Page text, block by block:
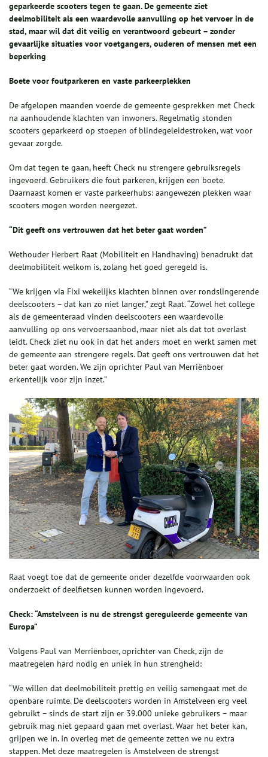
geparkeerde scooters tegen te gaan. De gemeente ziet
deelmobiliteit als een waardevolle aanvulling op het vervoer in de
stad, maar wil dat dit veilig en verantwoord gebeurt – zonder
gevaarlijke situaties voor voetgangers, ouderen of mensen met een
beperking
Boete voor foutparkeren en vaste parkeerplekken
De afgelopen maanden voerde de gemeente gesprekken met Check
na aanhoudende klachten van inwoners. Regelmatig stonden
scooters geparkeerd op stoepen of blindegeleidestroken, wat voor
gevaar zorgde.
Om dat tegen te gaan, heeft Check nu strengere gebruiksregels
ingevoerd. Gebruikers die fout parkeren, krijgen een boete.
Daarnaast komen er vaste parkeerhubs: aangewezen plekken waar
scooters mogen worden neergezet.
“Dit geeft ons vertrouwen dat het beter gaat worden”
Wethouder Herbert Raat (Mobiliteit en Handhaving) benadrukt dat
deelmobiliteit welkom is, zolang het goed geregeld is.
“We krijgen via Fixi wekelijks klachten binnen over rondslingerende
deelscooters – dat kan zo niet langer,” zegt Raat. “Zowel het college
als de gemeenteraad vinden deelscooters een waardevolle
aanvulling op ons vervoersaanbod, maar niet als dat tot overlast
leidt. Check ziet nu ook in dat het anders moet en werkt samen met
de gemeente aan strengere regels. Dat geeft ons vertrouwen dat het
beter gaat worden. We zijn oprichter Paul van Merriënboer
erkentelijk voor zijn inzet.”
Raat voegt toe dat de gemeente onder dezelfde voorwaarden ook
onderzoekt of deelfietsen kunnen worden ingevoerd.
Check: “Amstelveen is nu de strengst gereguleerde gemeente van
Europa”
Volgens Paul van Merriënboer, oprichter van Check, zijn de
maatregelen hard nodig en uniek in hun strengheid:
“We willen dat deelmobiliteit prettig en veilig samengaat met de
openbare ruimte. De deelscooters worden in Amstelveen erg veel
gebruikt – sinds de start zijn er 39.000 unieke gebruikers – maar
gebruik mag niet gepaard gaan met overlast. Waar het beter kan,
grijpen we in. In overleg met de gemeente zetten we nu extra
stappen. Met deze maatregelen is Amstelveen de strengst